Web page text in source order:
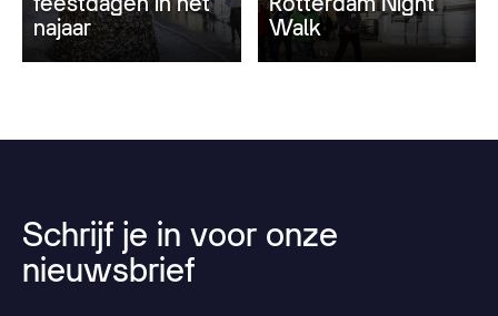
najaar
Walk
Schrijf je in voor onze
nieuwsbrief